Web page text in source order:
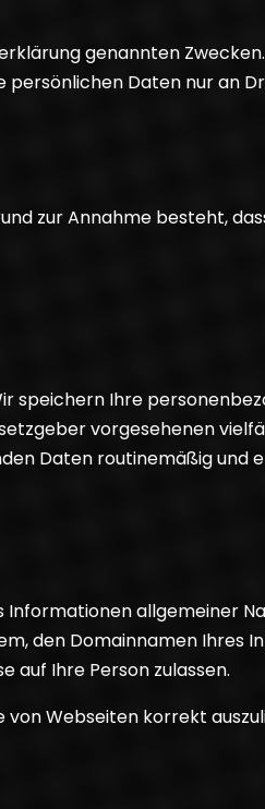
genannten
Daten nur an
zur Annahme besteht,
Ihre
vorgesehenen
Daten routinemäßig
allgemeiner
den Domainnamen Ihres
auf Ihre Person zulassen.
Webseiten korrekt